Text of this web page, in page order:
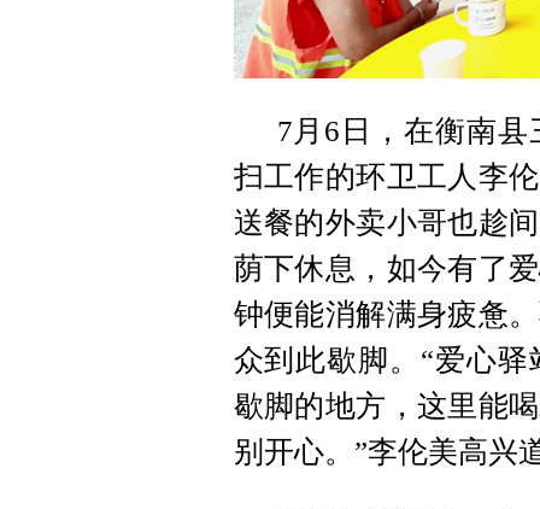
7月6日，在衡南
扫工作的环卫工人李
送餐的外卖小哥也趁
荫下休息，如今有了
钟便能消解满身疲惫
众到此歇脚。“爱心
歇脚的地方，这里能
别开心。”李伦美高兴